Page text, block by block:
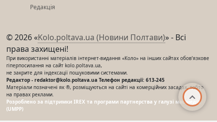
Редакція
© 2026 «Kolo.poltava.ua (Новини Полтави)» - Всі
права захищені!
При використанні матеріалів інтернет-видання «Коло» на інших сайтах обов’язкове
гіперпосилання на сайт kolo.poltava.ua,
не закрите для індексації пошуковими системами.
Редактор - redaktor@kolo.poltava.ua Телефон редакції: 613-245
Матеріали позначені як ®, розміщуються на сайті на комерційних засадах, тобто
на правах реклами.
Розроблено за підтримки IREX та програми партнерства у галузі мас-медіа
(UMPP)